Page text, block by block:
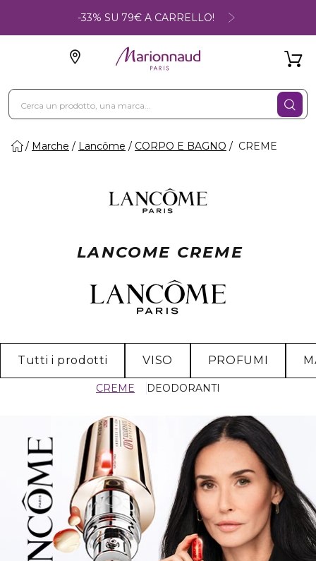
-33% SU 79€ A CARRELLO!
Marche Lancôme CORPO E BAGNO CREME
LANCOME CREME
Tutti i prodotti VISO PROFUMI
CREME DEODORANTI